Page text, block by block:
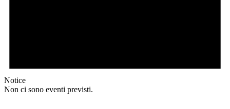
Notice
Non ci sono eventi previsti.